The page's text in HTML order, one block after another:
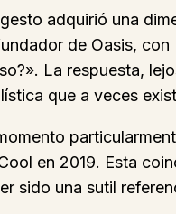
adquirió una
de Oasis,
La respuesta,
que a veces
en 2019. Esta
sido una sutil